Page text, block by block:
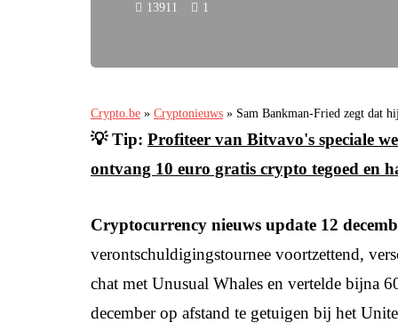
13911 1
Crypto.be » Cryptonieuws » Sam Bankman-Fried zegt dat
💡 Tip: Profiteer van Bitvavo's speciale
ontvang 10 euro gratis crypto tegoed en
Cryptocurrency nieuws update 12
verontschuldigingstournee voortzettend,
chat met Unusual Whales en vertelde bijna
december op afstand te getuigen bij het